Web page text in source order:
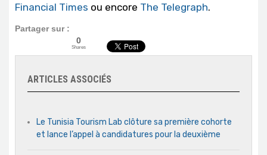
Financial Times ou encore The Telegraph.
Partager sur :
0
Shares
ARTICLES ASSOCIÉS
Le Tunisia Tourism Lab clôture sa première cohorte
et lance l’appel à candidatures pour la deuxième